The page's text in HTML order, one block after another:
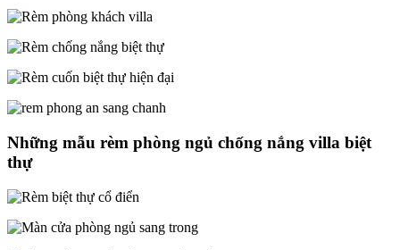
Những mẫu rèm phòng ngủ chống nắng villa biệt
thự